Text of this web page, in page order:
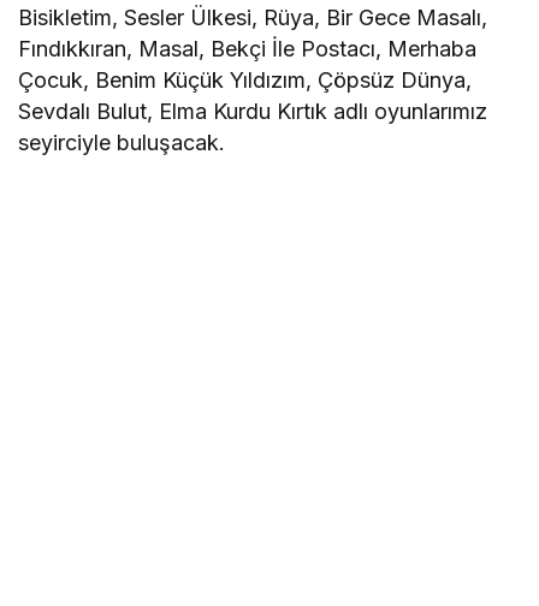
Bisikletim, Sesler Ülkesi, Rüya, Bir Gece Masalı,
Fındıkkıran, Masal, Bekçi İle Postacı, Merhaba
Çocuk, Benim Küçük Yıldızım, Çöpsüz Dünya,
Sevdalı Bulut, Elma Kurdu Kırtık adlı oyunlarımız
seyirciyle buluşacak.